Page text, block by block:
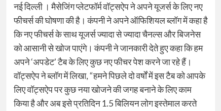
नई दिल्ली । मैसेजिंग प्लेटफॉर्म वॉट्सऐप ने अपने यूजर्स के लिए नए
फीचर्स की घोषणा की है। कंपनी ने अपने ऑफिशियल ब्लॉग में कहा है
कि नए फीचर्स के साथ यूजर्स ज्यादा से ज्यादा चैनल्स और बिजनेस
को आसानी से खोज पाएंगे। कंपनी ने जानकारी देते हुए कहा कि हम
अपने ‘अपडेट’ टैब के लिए कुछ नए फीचर पेश करने जा रहे हैं।
वॉट्सऐप ने ब्लॉग में लिखा, “हमने पिछले दो वर्षों में इस टैब को आपके
लिए वॉट्सऐप पर कुछ नया खोजने की जगह बनाने के लिए काम
किया है और अब इसे प्रतिदिन 1.5 बिलियन लोग इस्तेमाल करते